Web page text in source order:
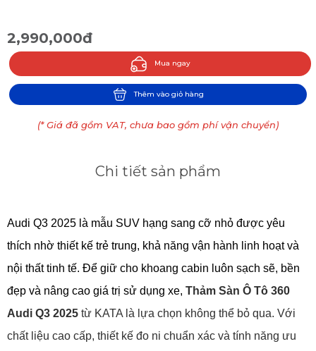
2,990,000đ
Mua ngay
Thêm vào giỏ hàng
(* Giá đã gồm VAT, chưa bao gồm phí vận chuyển)
Chi tiết sản phẩm
Audi Q3 2025 là mẫu SUV hạng sang cỡ nhỏ được yêu
thích nhờ thiết kế trẻ trung, khả năng vận hành linh hoạt và
nội thất tinh tế. Để giữ cho khoang cabin luôn sạch sẽ, bền
đẹp và nâng cao giá trị sử dụng xe, Thảm Sàn Ô Tô 360
Audi Q3 2025 từ KATA là lựa chọn không thể bỏ qua. Với
chất liệu cao cấp, thiết kế đo ni chuẩn xác và tính năng ưu